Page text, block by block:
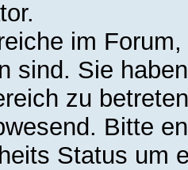
im
sind. Sie
zu
Bitte
Status um